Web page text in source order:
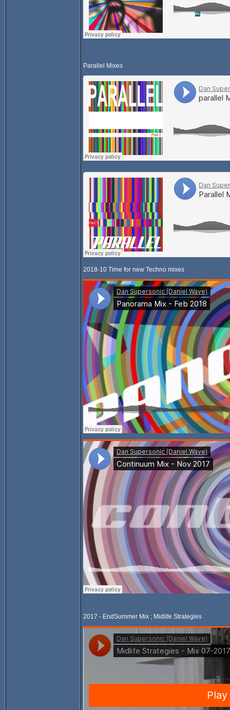
Parallel Mixes
2018-10 Time for new Techno mixes
2017 - EndSummer Mix ; Midlife Strategies